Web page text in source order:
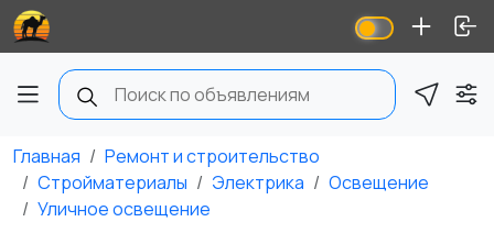
Главная
Ремонт и строительство
Стройматериалы
Электрика
Освещение
Уличное освещение